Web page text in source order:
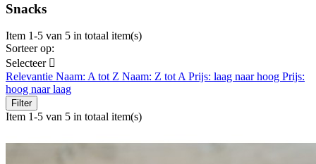
Snacks
Item 1-5 van 5 in totaal item(s)
Sorteer op:
Selecteer 
Relevantie Naam: A tot Z Naam: Z tot APrijs: laag naar hoog Prijs:
hoog naar laag
Filter
Item 1-5 van 5 in totaal item(s)